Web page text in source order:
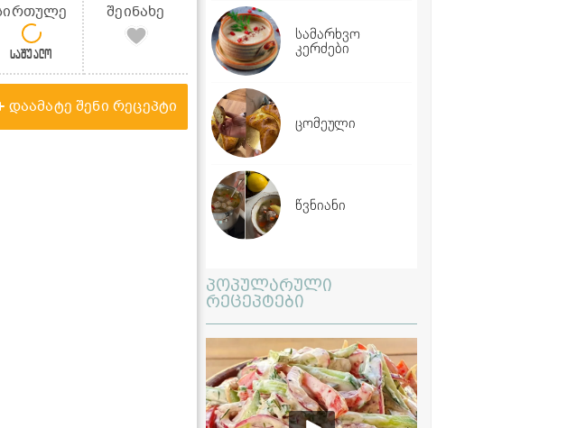
საშუალო
შეინახე
დაამატე შენი რეცეპტი
სამარხვო
კერძები
ცომეული
წვნიანი
პოპულარული
რეცეპტები